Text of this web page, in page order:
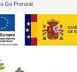
Go Prorural.